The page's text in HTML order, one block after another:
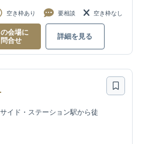
空き枠あり 要相談 空き枠なし
会場に
問合せ
詳細を見る
イド・ステーション駅から徒